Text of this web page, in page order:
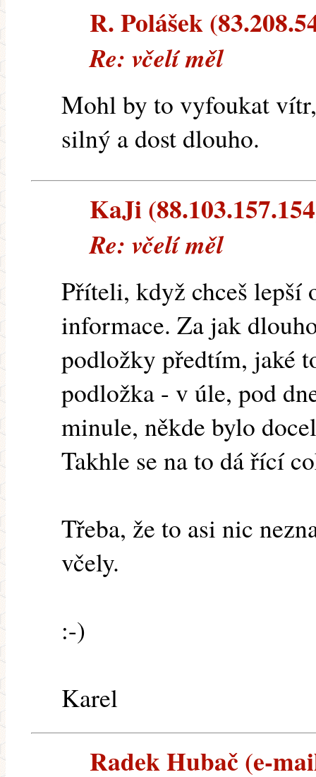
R. Polášek
Re: včelí měl
Mohl by to vyfoukat
silný a dost dlouho.
KaJi
Re: včelí měl
Příteli, když chceš lepší
informace. Za jak
podložky předtím, jaké
podložka - v úle, pod
minule, někde bylo
Takhle se na to dá řící
Třeba, že to asi nic
včely.
:-)
Karel
Radek Hubač (e-